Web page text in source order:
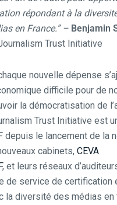
répondant à la
en France.” – Benjamin
Trust Initiative
nouvelle dépense
difficile pour de
la démocratisation de
Trust Initiative est
depuis le lancement de la
cabinets, CEVA
, et leurs réseaux
de service de certification
la diversité des médias en